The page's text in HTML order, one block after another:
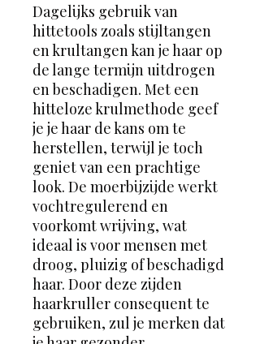
Dagelijks gebruik van
hittetools zoals stijltangen
en krultangen kan je haar op
de lange termijn uitdrogen
en beschadigen. Met een
hitteloze krulmethode geef
je je haar de kans om te
herstellen, terwijl je toch
geniet van een prachtige
look. De moerbijzijde werkt
vochtregulerend en
voorkomt wrijving, wat
ideaal is voor mensen met
droog, pluizig of beschadigd
haar. Door deze zijden
haarkruller consequent te
gebruiken, zul je merken dat